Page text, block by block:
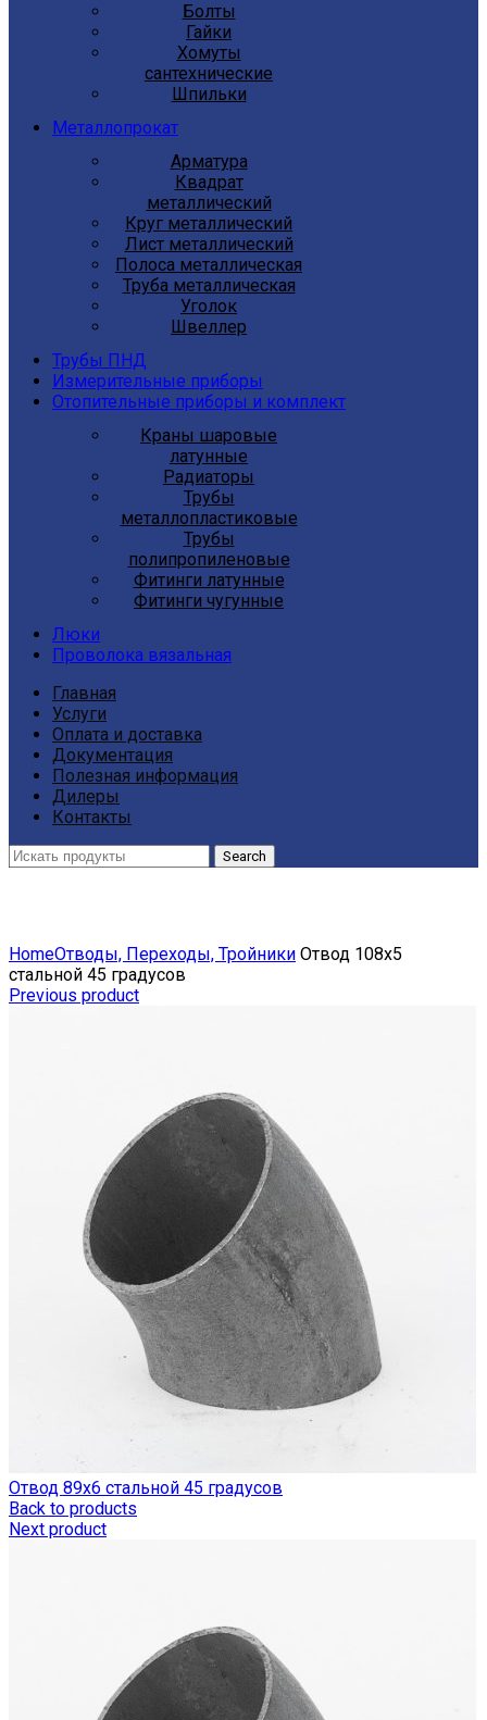
Болты
Гайки
Хомуты
сантехнические
Шпильки
Металлопрокат
Арматура
Квадрат
металлический
Круг металлический
Лист металлический
Полоса металлическая
Труба металлическая
Уголок
Швеллер
Трубы ПНД
Измерительные приборы
Отопительные приборы и комплект
Краны шаровые
латунные
Радиаторы
Трубы
металлопластиковые
Трубы
полипропиленовые
Фитинги латунные
Фитинги чугунные
Люки
Проволока вязальная
Главная
Услуги
Оплата и доставка
Документация
Полезная информация
Дилеры
Контакты
Search
HomeОтводы, Переходы, Тройники Отвод 108х5
стальной 45 градусов
Previous product
Отвод 89х6 стальной 45 градусов
Back to products
Next product